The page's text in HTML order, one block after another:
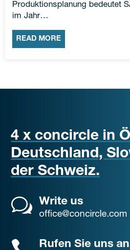
Produktionsplanung bedeutet
im Jahr…
READ MORE
4 x concircle in
Deutschland,
der Schweiz.
Write us
office@concircle.com
Rufen Sie uns an